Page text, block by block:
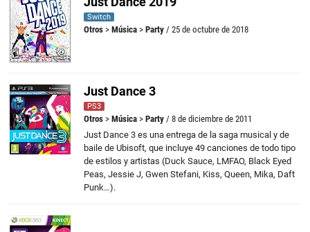
Switch
Otros > Música > Party / 25 de octubre de 2018
Just Dance 3
PS3
Otros > Música > Party / 8 de diciembre de 2011
Just Dance 3 es una entrega de la saga musical y de
baile de Ubisoft, que incluye 49 canciones de todo tipo
de estilos y artistas (Duck Sauce, LMFAO, Black Eyed
Peas, Jessie J, Gwen Stefani, Kiss, Queen, Mika, Daft
Punk…).